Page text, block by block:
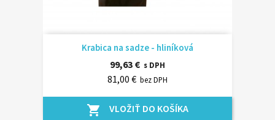
Krabica na sadze - hliníková
99,63 € s DPH
81,00 € bez DPH
shopping_cart VLOŽIŤ DO KOŠÍKA